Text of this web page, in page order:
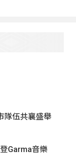
隊伍共襄盛舉
Garma音樂